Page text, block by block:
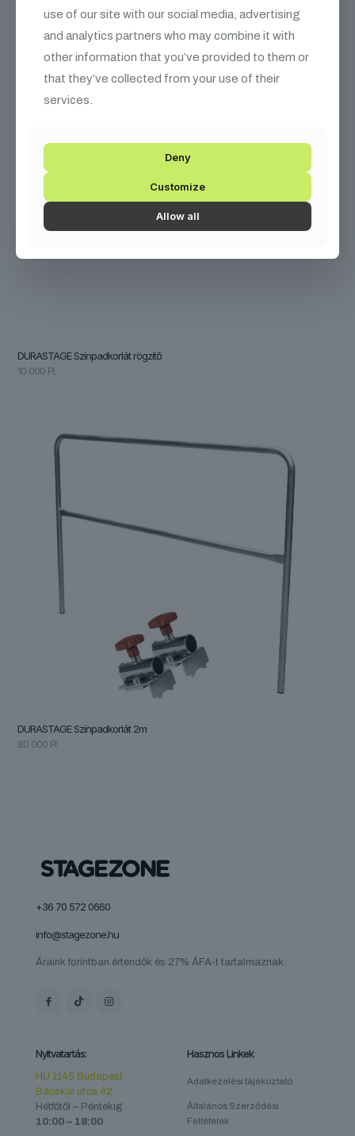
DURASTAGE Színpadkorlát rögzítő
10 000 Ft
DURASTAGE Színpadkorlát 2m
80 000 Ft
+36 70 572 0660
info@stagezone.hu
Áraink forintban értendők és 27% ÁFA-t tartalmaznak.
Nyitvatartás:
HU 1145 Budapest
Bácskai utca 42.
Hétfőtől – Péntekig
10:00 – 18:00
Hasznos Linkek
Adatkezelési tájékoztató
Általános Szerződési
Feltételek
use of our site with our social media, advertising
and analytics partners who may combine it with
other information that you’ve provided to them or
that they’ve collected from your use of their
services.
Deny
Customize
Allow all